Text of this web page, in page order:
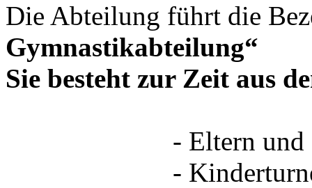
Die Abteilung führt die
Gymnastikabteilung“
Sie besteht zur Zeit aus
- Eltern und
-